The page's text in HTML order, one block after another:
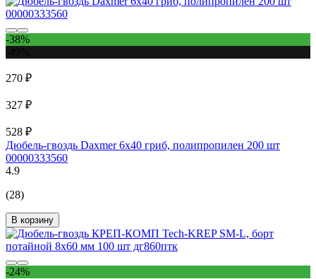
-38%
270 ₽
327 ₽
528 ₽
Дюбель-гвоздь Daxmer 6х40 гриб, полипропилен 200 шт
00000333560
4.9
(28)
В корзину
-24%